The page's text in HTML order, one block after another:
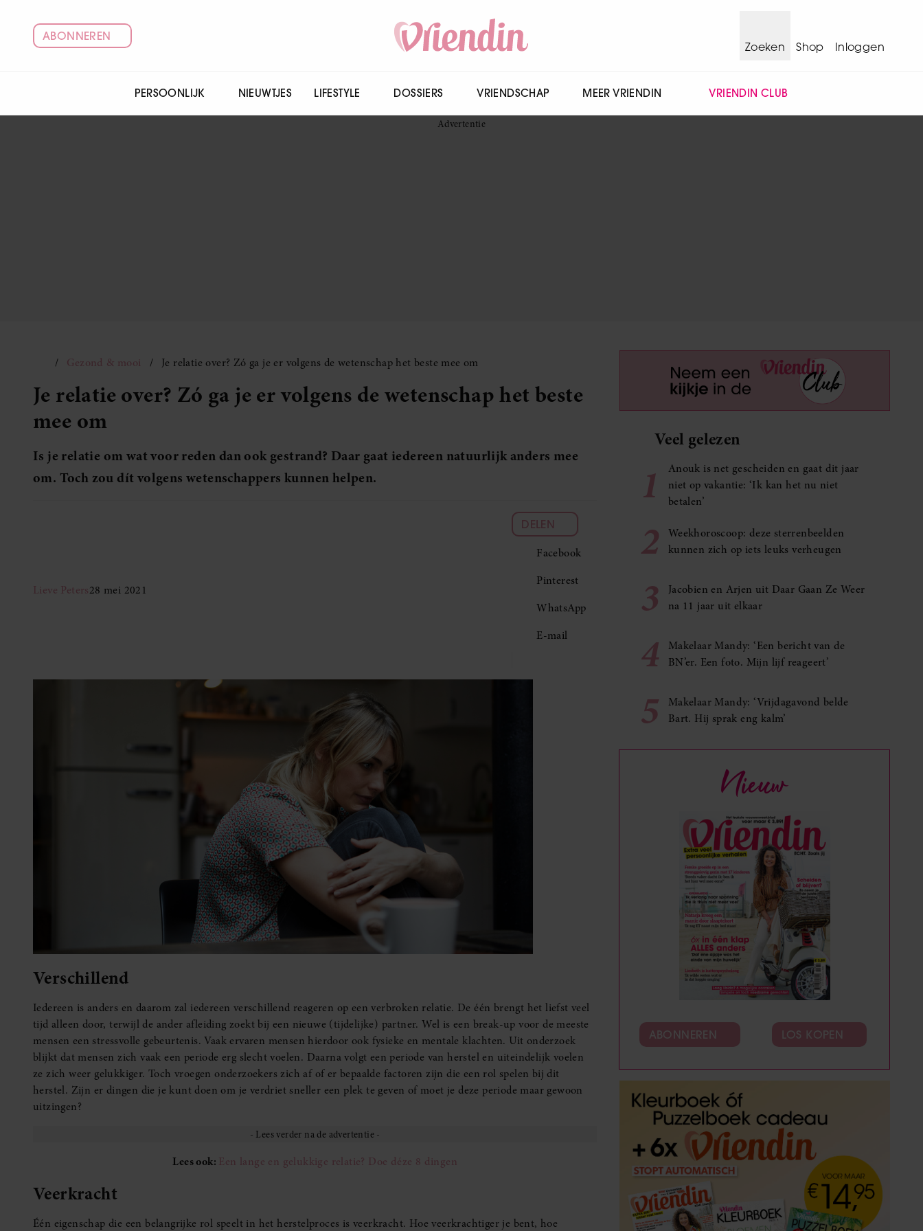
ABONNEREN
Zoeken
Shop Inloggen
PERSOONLIJK NIEUWTJES LIFESTYLE DOSSIERS VRIENDSCHAP MEER VRIENDIN VRIENDIN CLUB
Gezond & mooi Je relatie over? Zó ga je er volgens de wetenschap het beste mee om
Je relatie over? Zó ga je er volgens de wetenschap het beste
mee om
Is je relatie om wat voor reden dan ook gestrand? Daar gaat iedereen natuurlijk anders mee
om. Toch zou dít volgens wetenschappers kunnen helpen.
Lieve Peters28 mei 2021
DELEN
Facebook
Pinterest
WhatsApp
E-mail
Verschillend
Iedereen is anders en daarom zal iedereen verschillend reageren op een verbroken relatie. De één brengt het liefst veel
tijd alleen door, terwijl de ander afleiding zoekt bij een nieuwe (tijdelijke) partner. Wel is een break-up voor de meeste
mensen een stressvolle gebeurtenis. Vaak ervaren mensen hierdoor ook fysieke en mentale klachten. Uit onderzoek
blijkt dat mensen zich vaak een periode erg slecht voelen. Daarna volgt een periode van herstel en uiteindelijk voelen
ze zich weer gelukkiger. Toch vroegen onderzoekers zich af of er bepaalde factoren zijn die een rol spelen bij dit
herstel. Zijn er dingen die je kunt doen om je verdriet sneller een plek te geven of moet je deze periode maar gewoon
uitzingen?
Lees ook: Een lange en gelukkige relatie? Doe déze 8 dingen
Veerkracht
Één eigenschap die een belangrijke rol speelt in het herstelproces is veerkracht. Hoe veerkrachtiger je bent, hoe
Veel gelezen
1
Anouk is net gescheiden en gaat dit jaar
niet op vakantie: ‘Ik kan het nu niet
betalen’
2
Weekhoroscoop: deze sterrenbeelden
kunnen zich op iets leuks verheugen
3
Jacobien en Arjen uit Daar Gaan Ze Weer
na 11 jaar uit elkaar
4
Makelaar Mandy: ‘Een bericht van de
BN’er. Een foto. Mijn lijf reageert’
5
Makelaar Mandy: ‘Vrijdagavond belde
Bart. Hij sprak eng kalm’
Nieuw
ABONNEREN LOS KOPEN